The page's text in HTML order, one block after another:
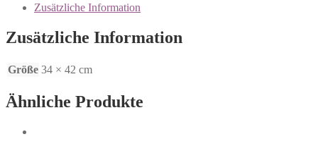
Zusätzliche Information
Zusätzliche Information
Größe 34 × 42 cm
Ähnliche Produkte